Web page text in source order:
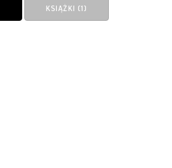
KSIĄŻKI (1)